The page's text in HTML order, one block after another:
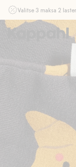
Valitse 3 maksa 2
Ei Newbie. Ostaessasi 2
myymälässä ja verkossa.